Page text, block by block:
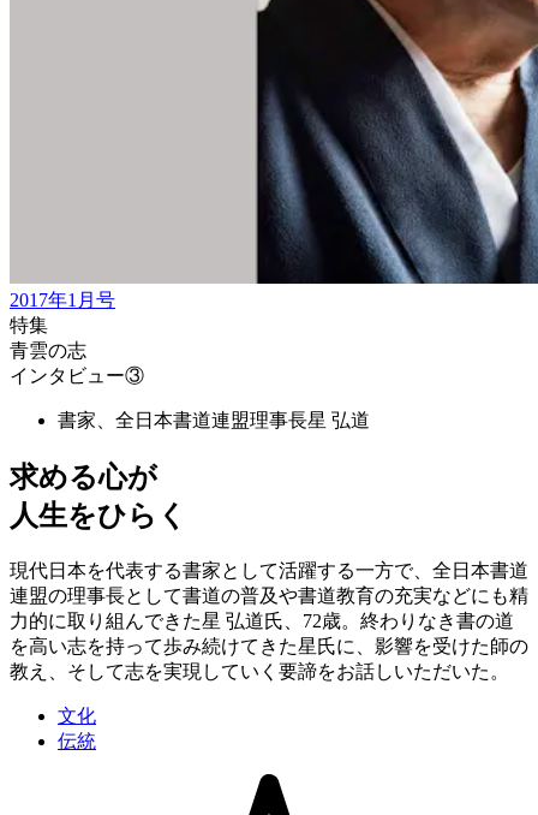
2017年1月号
特集
青雲の志
インタビュー③
書家、全日本書道連盟理事長星 弘道
求める心が
人生をひらく
現代日本を代表する書家として活躍する一方で、全日本書道
連盟の理事長として書道の普及や書道教育の充実などにも精
力的に取り組んできた星 弘道氏、72歳。終わりなき書の道
を高い志を持って歩み続けてきた星氏に、影響を受けた師の
教え、そして志を実現していく要諦をお話しいただいた。
文化
伝統